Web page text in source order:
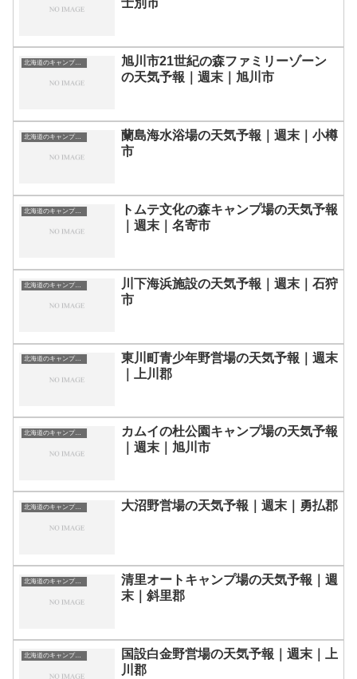
士別市
北海道のキャンプ場一覧
旭川市21世紀の森ファミリーゾーン
の天気予報｜週末｜旭川市
北海道のキャンプ場一覧
蘭島海水浴場の天気予報｜週末｜小樽
市
北海道のキャンプ場一覧
トムテ文化の森キャンプ場の天気予報
｜週末｜名寄市
北海道のキャンプ場一覧
川下海浜施設の天気予報｜週末｜石狩
市
北海道のキャンプ場一覧
東川町青少年野営場の天気予報｜週末
｜上川郡
北海道のキャンプ場一覧
カムイの杜公園キャンプ場の天気予報
｜週末｜旭川市
北海道のキャンプ場一覧 大沼野営場の天気予報｜週末｜勇払郡
北海道のキャンプ場一覧
清里オートキャンプ場の天気予報｜週
末｜斜里郡
北海道のキャンプ場一覧
国設白金野営場の天気予報｜週末｜上
川郡